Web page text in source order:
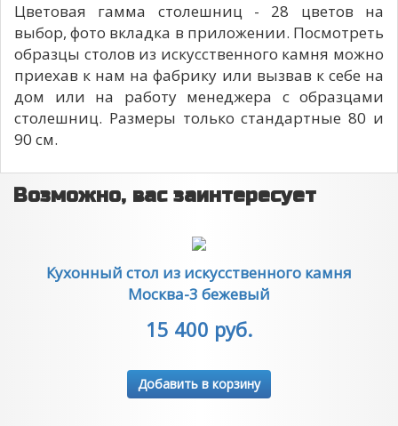
Цветовая гамма столешниц - 28 цветов на
выбор, фото вкладка в приложении. Посмотреть
образцы столов из искусственного камня можно
приехав к нам на фабрику или вызвав к себе на
дом или на работу менеджера с образцами
столешниц. Размеры только стандартные 80 и
90 см.
Возможно, вас заинтересует
Кухонный стол из искусственного камня
Москва-3 бежевый
15 400 руб.
Добавить в корзину